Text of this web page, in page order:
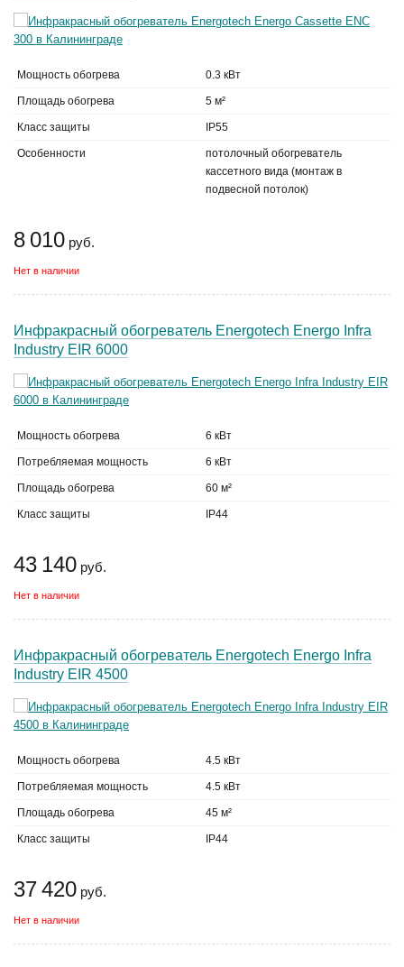
Мощность обогрева 0.3 кВт
Площадь обогрева 5 м²
Класс защиты IP55
Особенности
потолочный обогреватель
кассетного вида (монтаж в
подвесной потолок)
8 010 руб.
Нет в наличии
Инфракрасный обогреватель Energotech Energo Infra
Industry EIR 6000
Мощность обогрева 6 кВт
Потребляемая мощность 6 кВт
Площадь обогрева 60 м²
Класс защиты IP44
43 140 руб.
Нет в наличии
Инфракрасный обогреватель Energotech Energo Infra
Industry EIR 4500
Мощность обогрева 4.5 кВт
Потребляемая мощность 4.5 кВт
Площадь обогрева 45 м²
Класс защиты IP44
37 420 руб.
Нет в наличии